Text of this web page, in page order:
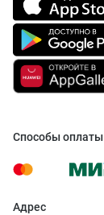
Способы оплаты
Адрес